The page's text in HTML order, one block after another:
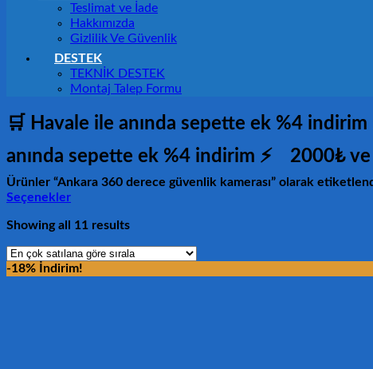
Teslimat ve İade
Hakkımızda
Gizlilik Ve Güvenlik
DESTEK
TEKNİK DESTEK
Montaj Talep Formu
🛒 Havale ile anında sepette ek %4 indirim
anında sepette ek %4 indirim ⚡
2000₺
Ürünler “Ankara 360 derece güvenlik kamerası” olarak
Seçenekler
Showing all 11 results
-18% İndirim!